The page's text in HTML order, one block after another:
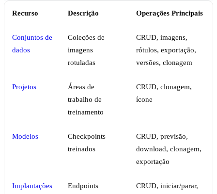
Recurso Descrição Operações Principais
Conjuntos de
dados
Coleções de
imagens
rotuladas
CRUD, imagens,
rótulos, exportação,
versões, clonagem
Projetos
Áreas de
trabalho de
treinamento
CRUD, clonagem,
ícone
Modelos
Checkpoints
treinados
CRUD, previsão,
download, clonagem,
exportação
Implantações
Endpoints
CRUD, iniciar/parar,